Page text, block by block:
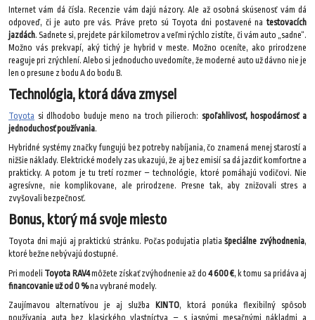
Internet vám dá čísla. Recenzie vám dajú názory. Ale až osobná skúsenosť vám dá
odpoveď, či je auto pre vás. Práve preto sú Toyota dni postavené na testovacích
jazdách. Sadnete si, prejdete pár kilometrov a veľmi rýchlo zistíte, či vám auto „sadne“.
Možno vás prekvapí, aký tichý je hybrid v meste. Možno oceníte, ako prirodzene
reaguje pri zrýchlení. Alebo si jednoducho uvedomíte, že moderné auto už dávno nie je
len o presune z bodu A do bodu B.
Technológia, ktorá dáva zmysel
Toyota si dlhodobo buduje meno na troch pilieroch: spoľahlivosť, hospodárnosť a
jednoduchosť používania.
Hybridné systémy značky fungujú bez potreby nabíjania, čo znamená menej starostí a
nižšie náklady. Elektrické modely zas ukazujú, že aj bez emisií sa dá jazdiť komfortne a
prakticky. A potom je tu tretí rozmer – technológie, ktoré pomáhajú vodičovi. Nie
agresívne, nie komplikovane, ale prirodzene. Presne tak, aby znižovali stres a
zvyšovali bezpečnosť.
Bonus, ktorý má svoje miesto
Toyota dni majú aj praktickú stránku. Počas podujatia platiašpeciálne zvýhodnenia,
ktoré bežne nebývajú dostupné.
Pri modeli Toyota RAV4môžete získať zvýhodnenie až do 4 600 €, k tomu sa pridáva aj
financovanie už od 0 %na vybrané modely.
Zaujímavou alternatívou je aj služba
KINTO, ktorá ponúka flexibilný spôsob
používania auta bez klasického vlastníctva – s jasnými mesačnými nákladmi a